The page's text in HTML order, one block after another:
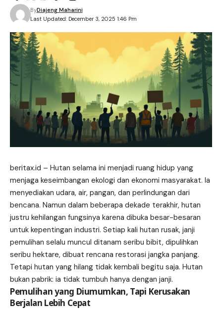
Last Updated: December 3, 2025 1:46 Pm
ByDiajeng Maharini
beritax.id – Hutan selama ini menjadi ruang hidup yang
menjaga keseimbangan ekologi dan ekonomi masyarakat. Ia
menyediakan udara, air, pangan, dan perlindungan dari
bencana. Namun dalam beberapa dekade terakhir, hutan
justru kehilangan fungsinya karena dibuka besar-besaran
untuk kepentingan industri. Setiap kali hutan rusak, janji
pemulihan selalu muncul ditanam seribu bibit, dipulihkan
seribu hektare, dibuat rencana restorasi jangka panjang.
Tetapi hutan yang hilang tidak kembali begitu saja. Hutan
bukan pabrik: ia tidak tumbuh hanya dengan janji.
Pemulihan yang Diumumkan, Tapi Kerusakan
Berjalan Lebih Cepat